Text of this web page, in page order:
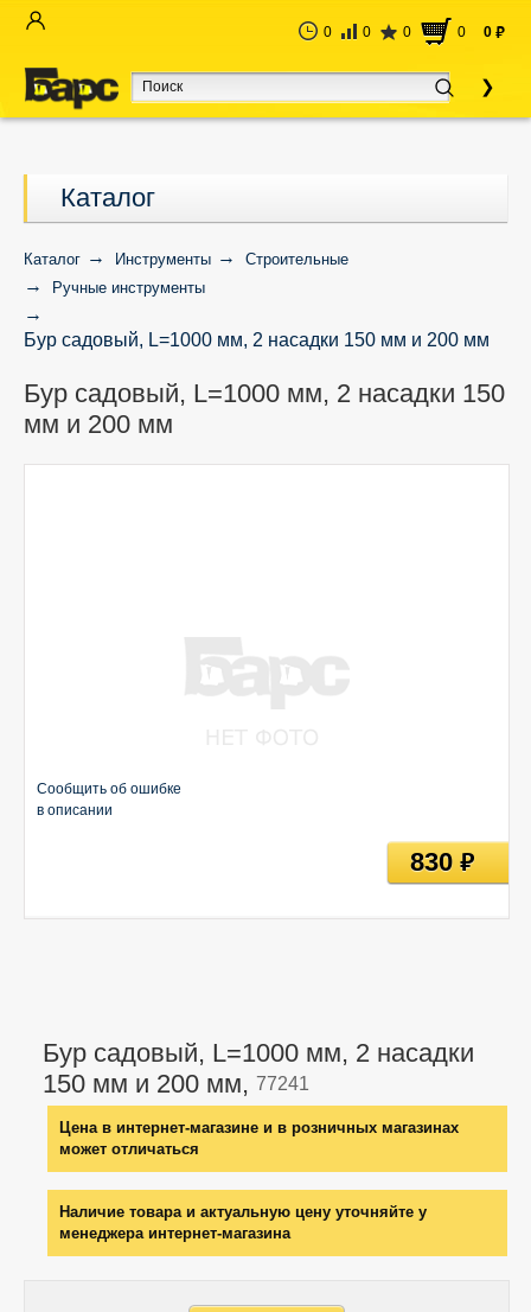
0 0 0 0 0 руб
Каталог
Каталог Инструменты
Строительные
Ручные инструменты
Бур садовый, L=1000 мм, 2 насадки 150 мм и 200 мм
Бур садовый, L=1000 мм, 2 насадки 150
мм и 200 мм
Бур садовый, L=1000 мм, 2 насадки
150 мм и 200 мм, 77241
Цена в интернет-магазине и в розничных магазинах
может отличаться
Наличие товара и актуальную цену уточняйте у
менеджера интернет-магазина
Сообщить об ошибке
в описании
830руб